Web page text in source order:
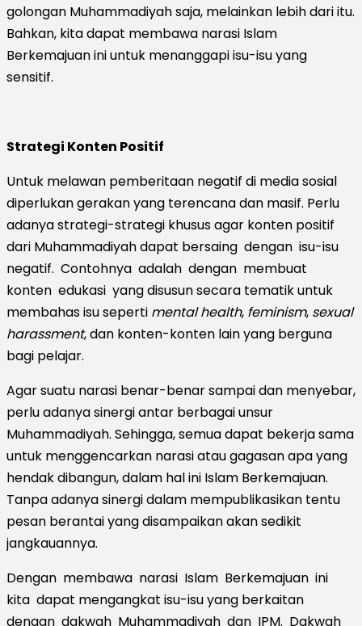
golongan Muhammadiyah saja, melainkan lebih dari itu.
Bahkan, kita dapat membawa narasi Islam
Berkemajuan ini untuk menanggapi isu-isu yang
sensitif.
Strategi Konten Positif
Untuk melawan pemberitaan negatif di media sosial
diperlukan gerakan yang terencana dan masif. Perlu
adanya strategi-strategi khusus agar konten positif
dari Muhammadiyah dapat bersaing dengan isu-isu
negatif. Contohnya adalah dengan membuat
konten edukasi yang disusun secara tematik untuk
membahas isu seperti mental health, feminism, sexual
harassment, dan konten-konten lain yang berguna
bagi pelajar.
Agar suatu narasi benar-benar sampai dan menyebar,
perlu adanya sinergi antar berbagai unsur
Muhammadiyah. Sehingga, semua dapat bekerja sama
untuk menggencarkan narasi atau gagasan apa yang
hendak dibangun, dalam hal ini Islam Berkemajuan.
Tanpa adanya sinergi dalam mempublikasikan tentu
pesan berantai yang disampaikan akan sedikit
jangkauannya.
Dengan membawa narasi Islam Berkemajuan ini
kita dapat mengangkat isu-isu yang berkaitan
dengan dakwah Muhammadiyah dan IPM. Dakwah